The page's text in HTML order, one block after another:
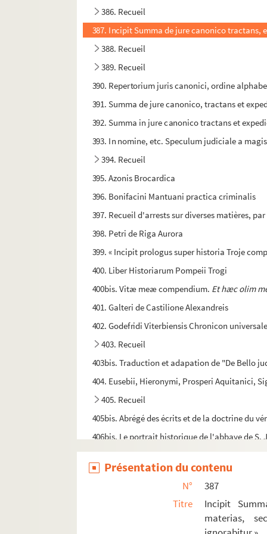
386. Recueil
387. Incipit Summa de jure canonico tractans,
388. Recueil
389. Recueil
390. Repertorium juris canonici, ordine
391. Summa de jure canonico, tractans et
392. Summa in jure canonico tractans et
393. In nomine, etc. Speculum judiciale a
394. Recueil
395. Azonis Brocardica
396. Bonifacini Mantuani practica criminalis
397. Recueil d'arrests sur diverses matières,
398. Petri de Riga Aurora
399. « Incipit prologus super historia Troje
400. Liber Historiarum Pompeii Trogi
400bis. Vitæ meæ compendium. Et hæc olim
401. Galteri de Castilione Alexandreis
402. Godefridi Viterbiensis Chronicon
403. Recueil
403bis. Traduction et adapation de "De Bello
404. Eusebii, Hieronymi, Prosperi Aquitanici,
405. Recueil
405bis. Abrégé des écrits et de la doctrine du
406bis. Le portrait historique de l'abbaye de S.
407. [Titre absent ou non renseigné]
408-409. Excerpta e variis scriptoribus
410bis. Inventaire, en latin, du trésor de la
Présentation du contenu
N°
387
Titre
Incipit
materias,